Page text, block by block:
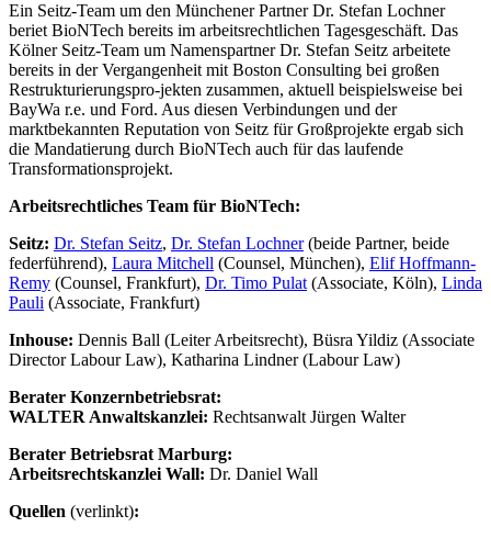
Ein Seitz-Team um den Münchener Partner Dr. Stefan Lochner
beriet BioNTech bereits im arbeitsrechtlichen Tagesgeschäft. Das
Kölner Seitz-Team um Namenspartner Dr. Stefan Seitz arbeitete
bereits in der Vergangenheit mit Boston Consulting bei großen
Restrukturierungspro-jekten zusammen, aktuell beispielsweise bei
BayWa r.e. und Ford. Aus diesen Verbindungen und der
marktbekannten Reputation von Seitz für Großprojekte ergab sich
die Mandatierung durch BioNTech auch für das laufende
Transformationsprojekt.
Arbeitsrechtliches Team für BioNTech:
Seitz: Dr. Stefan Seitz, Dr. Stefan Lochner(beide Partner, beide
federführend), Laura Mitchell (Counsel, München), Elif Hoffmann-
Remy (Counsel, Frankfurt), Dr. Timo Pulat(Associate, Köln), Linda
Pauli (Associate, Frankfurt)
Inhouse: Dennis Ball (Leiter Arbeitsrecht), Büsra Yildiz (Associate
Director Labour Law), Katharina Lindner (Labour Law)
Berater Konzernbetriebsrat:
WALTER Anwaltskanzlei: Rechtsanwalt Jürgen Walter
Berater Betriebsrat Marburg:
Arbeitsrechtskanzlei Wall: Dr. Daniel Wall
Quellen (verlinkt):